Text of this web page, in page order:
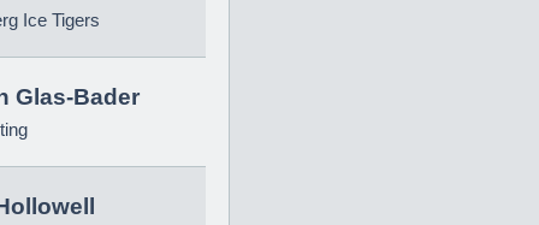
Ice Tigers
Glas-Bader